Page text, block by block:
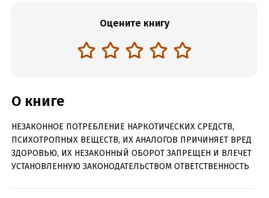
Оцените книгу
О книге
НЕЗАКОННОЕ ПОТРЕБЛЕНИЕ НАРКОТИЧЕСКИХ СРЕДСТВ,
ПСИХОТРОПНЫХ ВЕЩЕСТВ, ИХ АНАЛОГОВ ПРИЧИНЯЕТ ВРЕД
ЗДОРОВЬЮ, ИХ НЕЗАКОННЫЙ ОБОРОТ ЗАПРЕЩЕН И ВЛЕЧЕТ
УСТАНОВЛЕННУЮ ЗАКОНОДАТЕЛЬСТВОМ ОТВЕТСТВЕННОСТЬ